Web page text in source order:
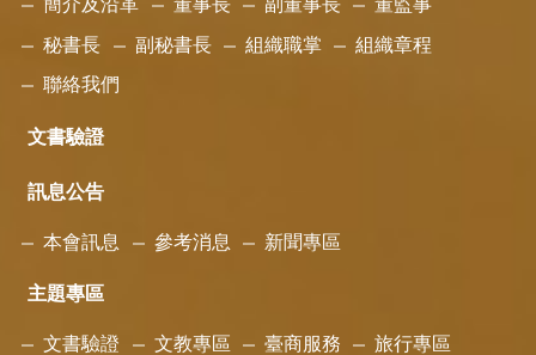
簡介及沿革 董事長 副董事長 董監事
秘書長 副秘書長 組織職掌 組織章程
聯絡我們
文書驗證
訊息公告
本會訊息 參考消息 新聞專區
主題專區
文書驗證 文教專區 臺商服務 旅行專區